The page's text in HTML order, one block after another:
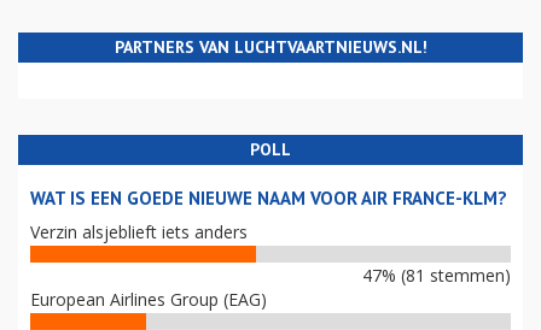
PARTNERS VAN LUCHTVAARTNIEUWS.NL!
POLL
WAT IS EEN GOEDE NIEUWE NAAM VOOR AIR FRANCE-KLM?
Verzin alsjeblieft iets anders
47% (81 stemmen)
European Airlines Group (EAG)